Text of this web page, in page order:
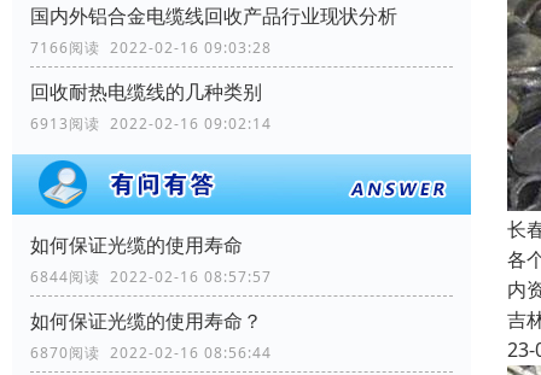
国内外铝合金电缆线回收产品行业现状分析
7166阅读 2022-02-16 09:03:28
回收耐热电缆线的几种类别
6913阅读 2022-02-16 09:02:14
如何保证光缆的使用寿命
6844阅读 2022-02-16 08:57:57
如何保证光缆的使用寿命？
6870阅读 2022-02-16 08:56:44
长
各
内
吉
23-